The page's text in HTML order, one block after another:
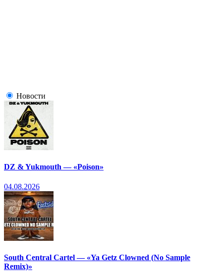
Новости
DZ & Yukmouth — «Poison»
04.08.2026
South Central Cartel — «Ya Getz Clowned (No Sample
Remix)»